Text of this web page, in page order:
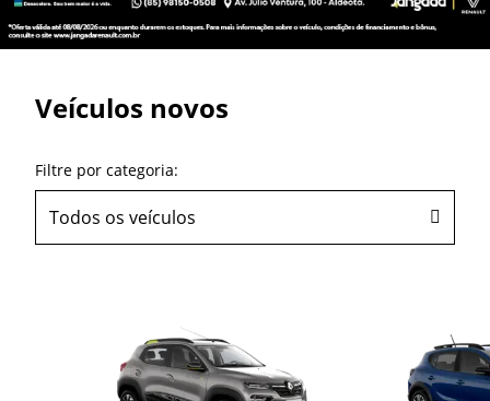
Veículos novos
Filtre por categoria:
Todos os veículos